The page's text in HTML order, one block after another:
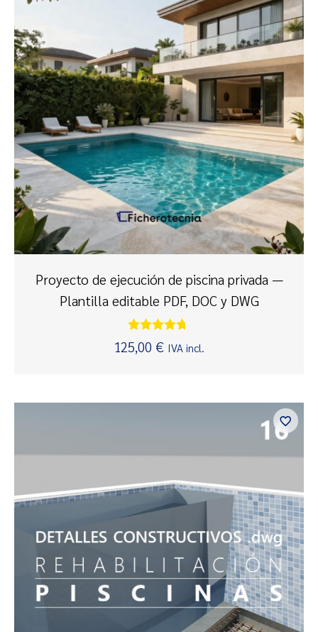
Proyecto de ejecución de piscina privada —
Plantilla editable PDF, DOC y DWG
Valorado
con
125,00 € IVA incl.